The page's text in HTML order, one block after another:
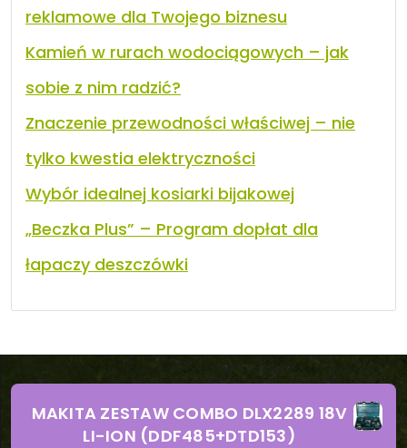
reklamowe dla Twojego biznesu
Kamień w rurach wodociągowych – jak
sobie z nim radzić?
Znaczenie przewodności właściwej – nie
tylko kwestia elektryczności
Wybór idealnej kosiarki bijakowej
„Beczka Plus” – Program dopłat dla
łapaczy deszczówki
MAKITA ZESTAW COMBO DLX2289 18V
LI-ION (DDF485+DTD153)